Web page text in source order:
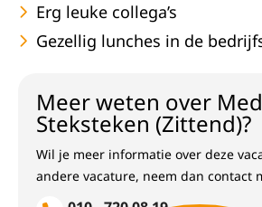
Erg leuke collega’s
Gezellig lunches in de
Meer weten over
Steksteken (Zittend)?
Wil je meer informatie over deze
andere vacature, neem dan contact